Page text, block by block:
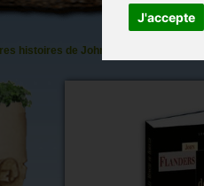
J'accepte
histoires de John Flanders (Jean